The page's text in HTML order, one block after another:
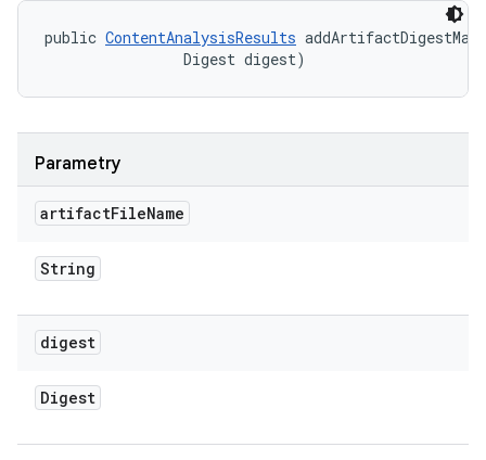
public ContentAnalysisResults
                Digest digest)
Parametry
artifactFileName
String
digest
Digest